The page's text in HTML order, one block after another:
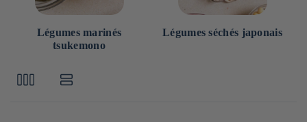
Légumes marinés
tsukemono
Légumes séchés japonais